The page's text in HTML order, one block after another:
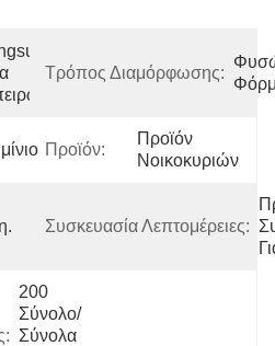
Τρόπος Διαμόρφωσης:
Προϊόν:
Προϊόν
Νοικοκυριών
Συσκευασία Λεπτομέρειες:
200
Σύνολο/
Σύνολα